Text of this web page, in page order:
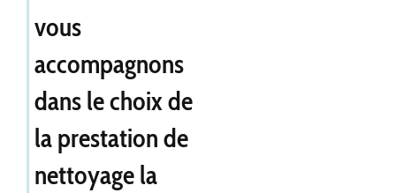
vous
accompagnons
dans le choix de
la prestation de
nettoyage la